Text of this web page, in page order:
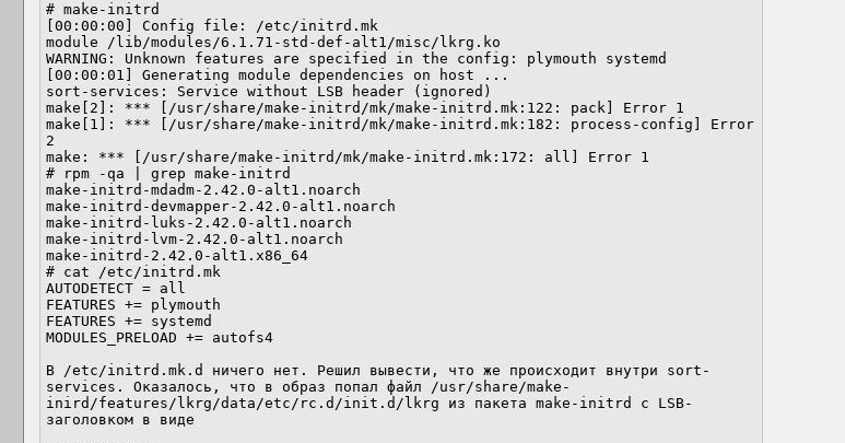
# make-initrd
[00:00:00] Config file: /etc/initrd.mk
module /lib/modules/6.1.71-std-def-alt1/misc/lkrg.ko
WARNING: Unknown features are specified in the config: plymouth systemd
[00:00:01] Generating module dependencies on host ...
sort-services: Service without LSB header (ignored)
make[2]: *** [/usr/share/make-initrd/mk/make-initrd.mk:122: pack] Error 1
make[1]: *** [/usr/share/make-initrd/mk/make-initrd.mk:182: process-config] Error
2
make: *** [/usr/share/make-initrd/mk/make-initrd.mk:172: all] Error 1
# rpm -qa | grep make-initrd
make-initrd-mdadm-2.42.0-alt1.noarch
make-initrd-devmapper-2.42.0-alt1.noarch
make-initrd-luks-2.42.0-alt1.noarch
make-initrd-lvm-2.42.0-alt1.noarch
make-initrd-2.42.0-alt1.x86_64
# cat /etc/initrd.mk
AUTODETECT = all
FEATURES += plymouth
FEATURES += systemd
MODULES_PRELOAD += autofs4
В /etc/initrd.mk.d ничего нет. Решил вывести, что же происходит внутри sort-
services. Оказалось, что в образ попал файл /usr/share/make-
inird/features/lkrg/data/etc/rc.d/init.d/lkrg из пакета make-initrd с LSB-
заголовком в виде